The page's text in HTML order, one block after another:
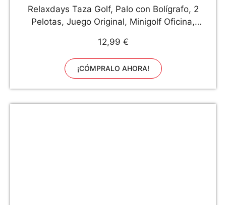
Relaxdays Taza Golf, Palo con Bolígrafo, 2
Pelotas, Juego Original, Minigolf Oficina,
12,99 €
¡CÓMPRALO AHORA!